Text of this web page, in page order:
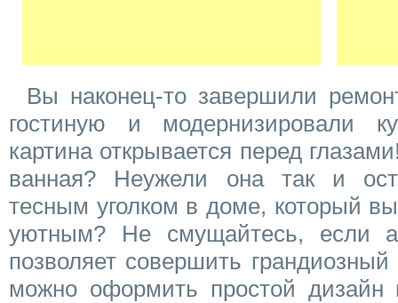
Вы наконец-то завершили
гостиную и модернизировали
картина открывается перед
ванная? Неужели она так и
тесным уголком в доме, который
уютным? Не смущайтесь, если
позволяет совершить грандиозный
можно оформить простой дизайн